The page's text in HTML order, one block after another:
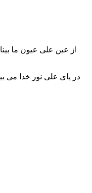
از عین علی عیون ما
در یای علی نور خدا